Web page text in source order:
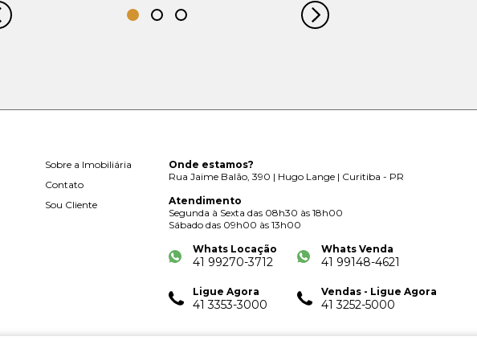
Sobre a Imobiliária
Contato
Sou Cliente
Onde estamos?
Rua Jaime Balão, 390 | Hugo Lange | Curitiba - PR
Atendimento
Segunda à Sexta das 08h30 às 18h00
Sábado das 09h00 às 13h00
Whats Locação
41 99270-3712
Whats Venda
41 99148-4621
Ligue Agora
41 3353-3000
Vendas - Ligue Agora
41 3252-5000